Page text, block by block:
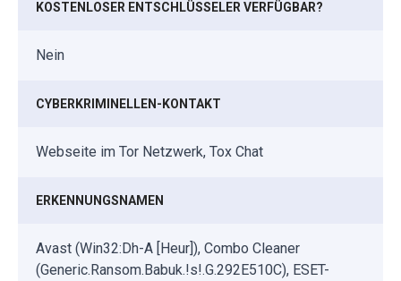
KOSTENLOSER ENTSCHLÜSSELER VERFÜGBAR?
Nein
CYBERKRIMINELLEN-KONTAKT
Webseite im Tor Netzwerk, Tox Chat
ERKENNUNGSNAMEN
Avast (Win32:Dh-A [Heur]), Combo Cleaner
(Generic.Ransom.Babuk.!s!.G.292E510C), ESET-